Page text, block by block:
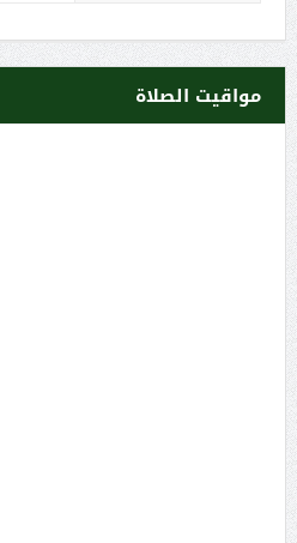
مواقيت الصلاة